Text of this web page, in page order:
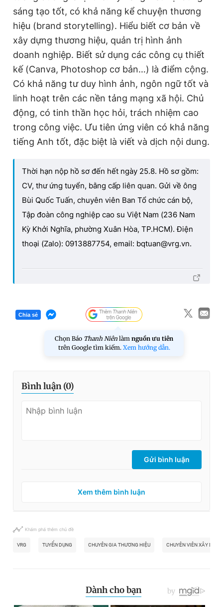
sáng tạo tốt, có khả năng kể chuyện thương
hiệu (brand storytelling). Hiểu biết cơ bản về
xây dựng thương hiệu, quản trị hình ảnh
doanh nghiệp. Biết sử dụng các công cụ thiết
kế (Canva, Photoshop cơ bản…) là điểm cộng.
Có khả năng tư duy hình ảnh, ngôn ngữ tốt và
linh hoạt trên các nền tảng mạng xã hội. Chủ
động, có tinh thần học hỏi, trách nhiệm cao
trong công việc. Ưu tiên ứng viên có khả năng
tiếng Anh tốt, đặc biệt là viết và dịch nội dung.
Thời hạn nộp hồ sơ đến hết ngày 25.8. Hồ sơ gồm:
CV, thư ứng tuyển, bằng cấp liên quan. Gửi về ông
Bùi Quốc Tuấn, chuyên viên Ban Tổ chức cán bộ,
Tập đoàn công nghiệp cao su Việt Nam (236 Nam
Kỳ Khởi Nghĩa, phường Xuân Hòa, TP.HCM). Điện
thoại (Zalo): 0913887754, email: bqtuan@vrg.vn.
Chia sẻ
Chọn Báo Thanh Niên làm nguồn ưu tiên
trên Google tìm kiếm. Xem hướng dẫn.
Bình luận (0)
Gửi bình luận
Xem thêm bình luận
Khám phá thêm chủ đề
VRG TUYỂN DỤNG CHUYÊN GIA THƯƠNG HIỆU CHUYÊN VIÊN XÂY